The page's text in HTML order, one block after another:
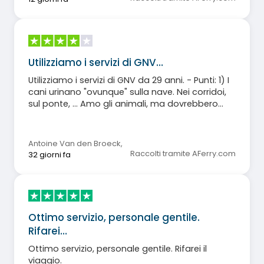
Utilizziamo i servizi di GNV…
Utilizziamo i servizi di GNV da 29 anni. - Punti: 1) I
cani urinano "ovunque" sulla nave. Nei corridoi,
sul ponte, ... Amo gli animali, ma dovrebbero
tratta Genova-Palermo ha recentemente
acquisito nuove navi, e anche queste soffrono
di scarsa manutenzione. Sarebbe utile che il
parla solo spagnolo, il che influisce sulla fluidità
potrebbe essere migliorata. Sarebbe opportuno
posizionare pittogrammi chiari nei garage,
come nei parcheggi pubblici. Posizionarli anche
nei corridoi in modo che i passeggeri possano
Antoine Van den Broeck,
32 giorni fa
Raccolti tramite AFerry.com
Ottimo servizio, personale gentile.
Rifarei…
Ottimo servizio, personale gentile. Rifarei il
viaggio.